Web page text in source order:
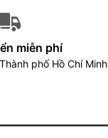
miễn phí
phố Hồ Chí Minh